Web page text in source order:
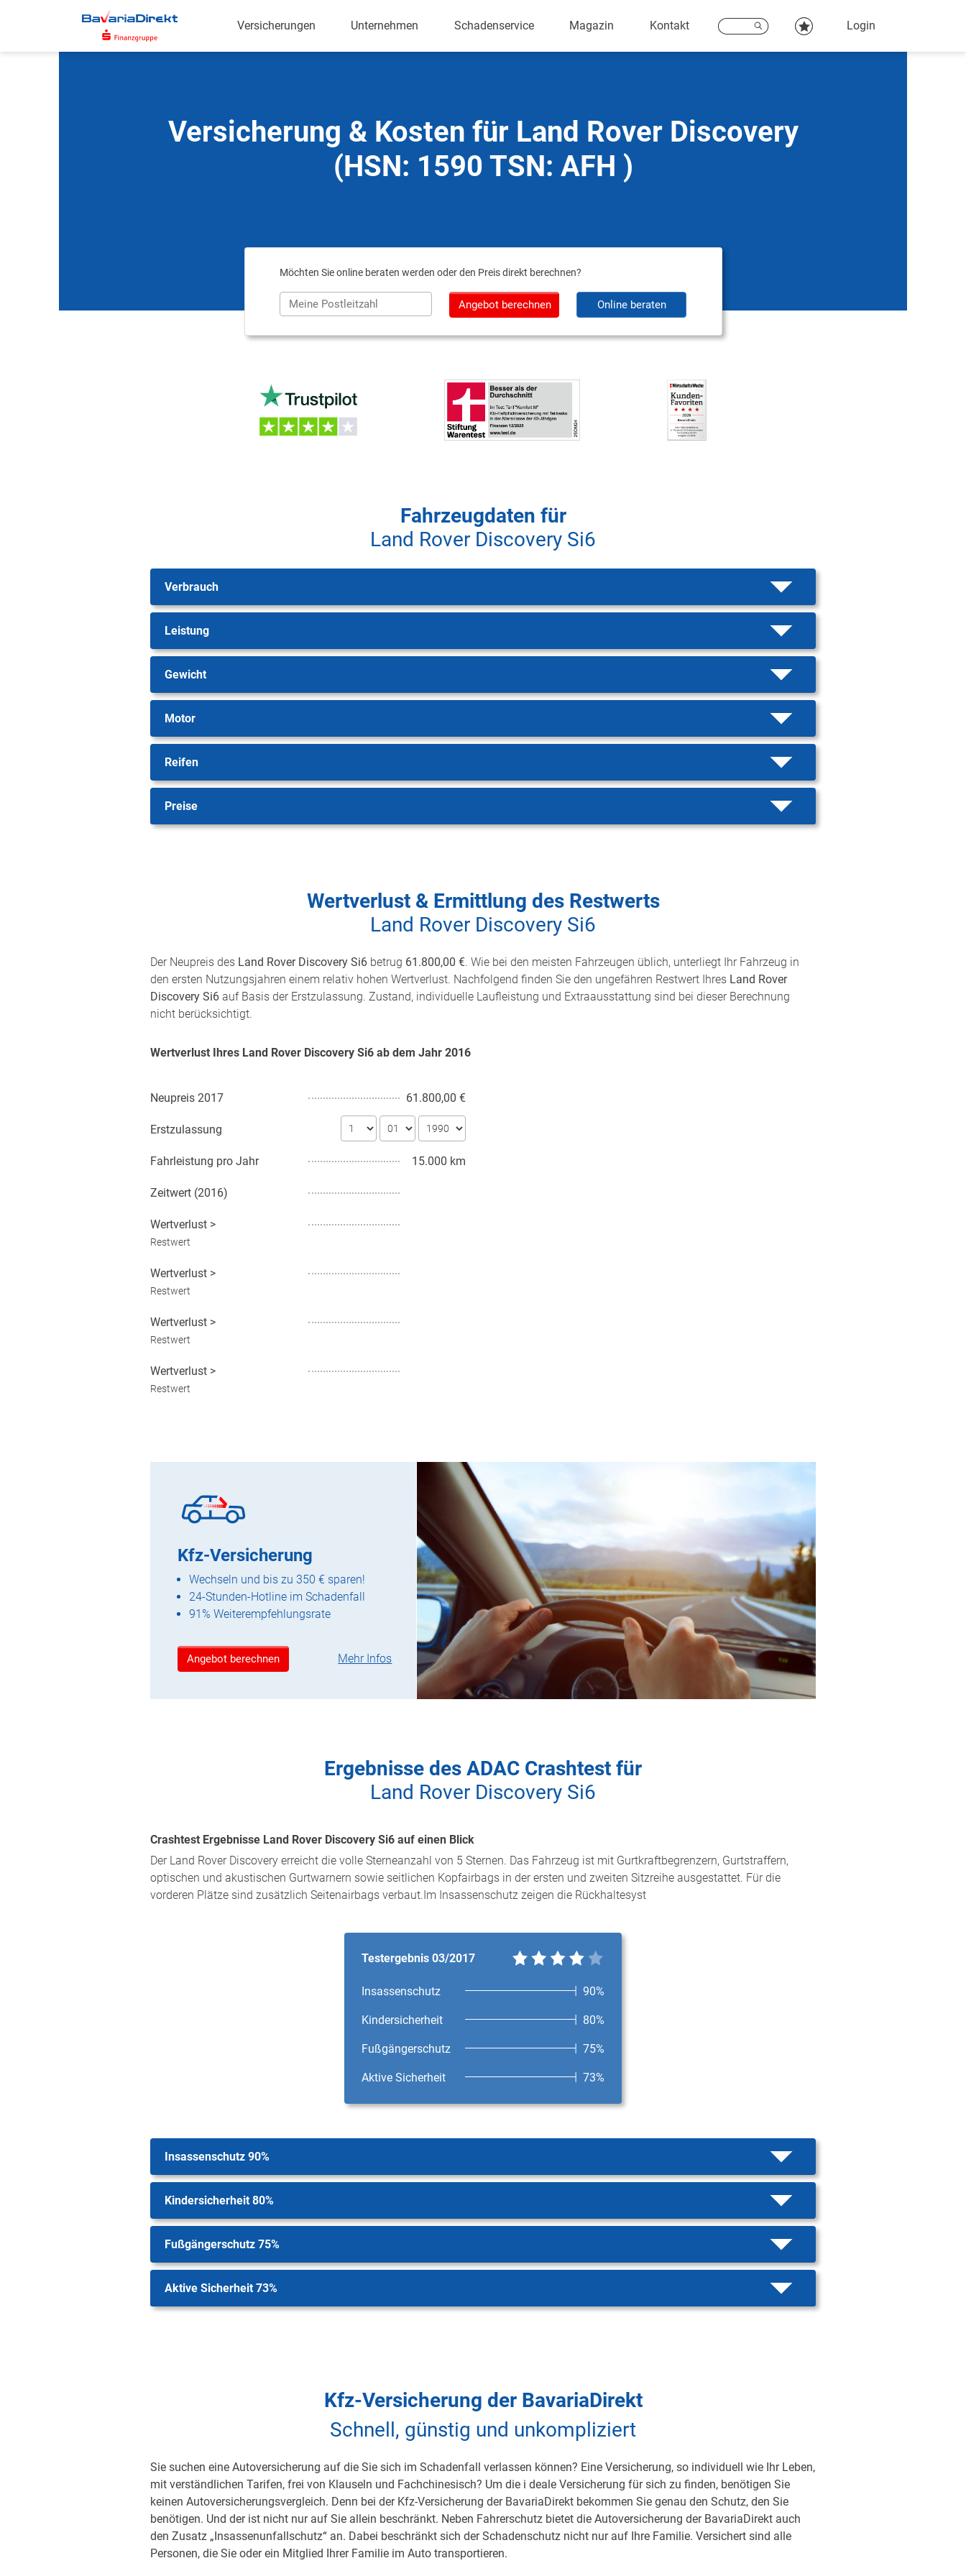
Versicherungen Unternehmen Schadenservice Magazin Kontakt Login
Versicherung & Kosten für Land Rover Discovery
(HSN: 1590 TSN: AFH )
Möchten Sie online beraten werden oder den Preis direkt berechnen?
Angebot berechnen Online beraten
Fahrzeugdaten für
Land Rover Discovery Si6
Verbrauch
Leistung
Gewicht
Motor
Reifen
Preise
Wertverlust & Ermittlung des Restwerts
Land Rover Discovery Si6
Der Neupreis des Land Rover Discovery Si6 betrug 61.800,00 €. Wie bei den meisten Fahrzeugen üblich, unterliegt Ihr Fahrzeug in
den ersten Nutzungsjahren einem relativ hohen Wertverlust. Nachfolgend finden Sie den ungefähren Restwert Ihres Land Rover
Discovery Si6 auf Basis der Erstzulassung. Zustand, individuelle Laufleistung und Extraausstattung sind bei dieser Berechnung
nicht berücksichtigt.
Wertverlust Ihres Land Rover Discovery Si6 ab dem Jahr 2016
Neupreis 2017 61.800,00 €
Erstzulassung
Fahrleistung pro Jahr 15.000 km
Zeitwert (2016)
Wertverlust >
Restwert
Wertverlust >
Restwert
Wertverlust >
Restwert
Wertverlust >
Restwert
Kfz-Versicherung
Wechseln und bis zu 350 € sparen!
24-Stunden-Hotline im Schadenfall
91% Weiterempfehlungsrate
Angebot berechnen Mehr Infos
Ergebnisse des ADAC Crashtest für
Land Rover Discovery Si6
Crashtest Ergebnisse Land Rover Discovery Si6 auf einen Blick
Der Land Rover Discovery erreicht die volle Sterneanzahl von 5 Sternen. Das Fahrzeug ist mit Gurtkraftbegrenzern, Gurtstraffern,
optischen und akustischen Gurtwarnern sowie seitlichen Kopfairbags in der ersten und zweiten Sitzreihe ausgestattet. Für die
vorderen Plätze sind zusätzlich Seitenairbags verbaut.Im Insassenschutz zeigen die Rückhaltesyst
Testergebnis 03/2017
Insassenschutz 90%
Kindersicherheit 80%
Fußgängerschutz 75%
Aktive Sicherheit 73%
Insassenschutz 90%
Kindersicherheit 80%
Fußgängerschutz 75%
Aktive Sicherheit 73%
Kfz-Versicherung der BavariaDirekt
Schnell, günstig und unkompliziert
Sie suchen eine Autoversicherung auf die Sie sich im Schadenfall verlassen können? Eine Versicherung, so individuell wie Ihr Leben,
mit verständlichen Tarifen, frei von Klauseln und Fachchinesisch? Um die i deale Versicherung für sich zu finden, benötigen Sie
keinen Autoversicherungsvergleich. Denn bei der Kfz-Versicherung der BavariaDirekt bekommen Sie genau den Schutz, den Sie
benötigen. Und der ist nicht nur auf Sie allein beschränkt. Neben Fahrerschutz bietet die Autoversicherung der BavariaDirekt auch
den Zusatz „Insassenunfallschutz“ an. Dabei beschränkt sich der Schadenschutz nicht nur auf Ihre Familie. Versichert sind alle
Personen, die Sie oder ein Mitglied Ihrer Familie im Auto transportieren.